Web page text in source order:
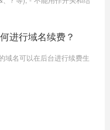
进行域名续费？
域名可以在后台进行续费生